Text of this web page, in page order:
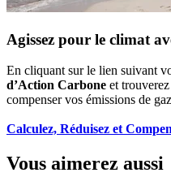
Agissez pour le climat
En cliquant sur le lien suivant
d’Action Carbone et
compenser vos émissions de
Calculez, Réduisez et
Vous aimerez aussi